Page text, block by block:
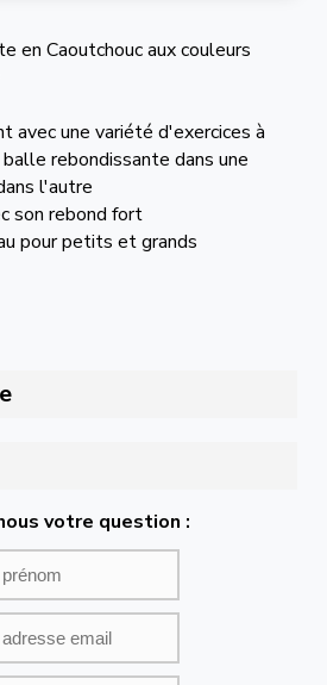
en Caoutchouc aux couleurs
avec une variété d'exercices à
rebondissante dans une
l'autre
son rebond fort
pour petits et grands
votre question :